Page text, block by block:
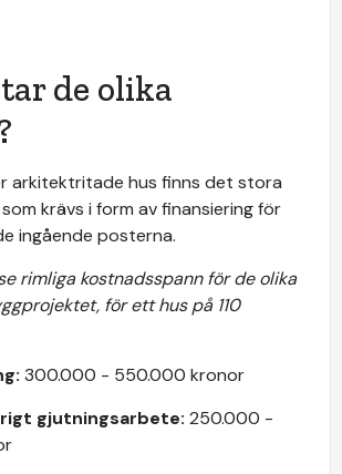
de olika
arkitektritade hus finns det stora
krävs i form av finansiering för
ingående posterna.
rimliga kostnadsspann för de olika
för ett hus på 110
300.000 - 550.000 kronor
gjutningsarbete: 250.000 -